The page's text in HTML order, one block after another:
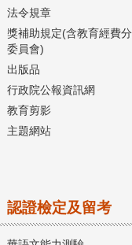
法令規章
獎補助規定(含教育經費
委員會)
出版品
行政院公報資訊網
教育剪影
主題網站
認證檢定及留考